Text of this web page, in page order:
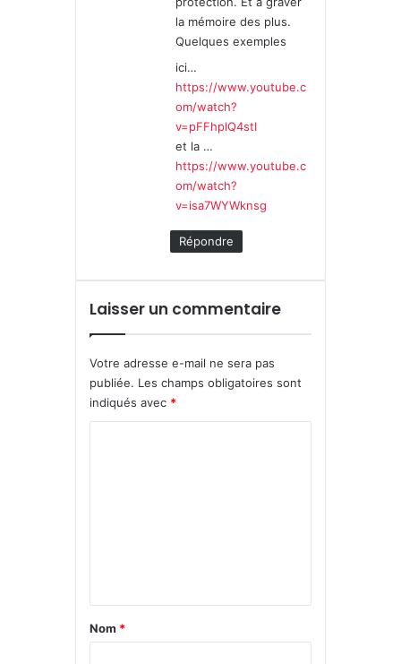
la mémoire des plus.
Quelques exemples
ici…
https://www.youtube.c
om/watch?
v=pFFhplQ4stI
et la …
https://www.youtube.c
om/watch?
v=isa7WYWknsg
Répondre
Laisser un commentaire
Votre adresse e-mail ne sera pas
publiée. Les champs obligatoires sont
indiqués avec *
a
Nom *